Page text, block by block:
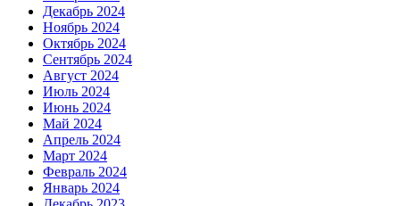
Декабрь 2024
Ноябрь 2024
Октябрь 2024
Сентябрь 2024
Август 2024
Июль 2024
Июнь 2024
Май 2024
Апрель 2024
Март 2024
Февраль 2024
Январь 2024